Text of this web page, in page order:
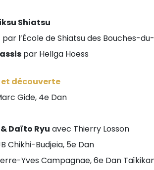
Shiatsu
par l’École de Shiatsu des Bouches-
par Hellga Hoess
découverte
Gide, 4e Dan
Daïto Ryu avec Thierry Losson
Chikhi-Budjeia, 5e Dan
Yves Campagnae, 6e Dan